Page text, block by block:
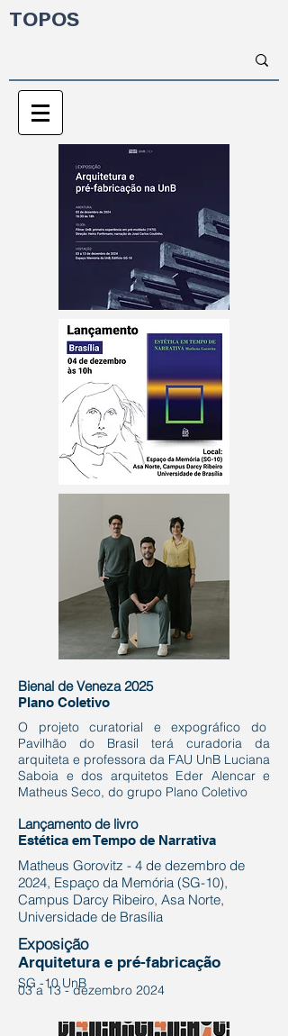
TOPOS
Bienal de Veneza 2025
Plano Coletivo
O projeto curatorial e expográfico do
Pavilhão do Brasil terá curadoria da
arquiteta e professora da FAU UnB Luciana
Saboia e dos arquitetos Eder Alencar e
Matheus Seco, do grupo Plano Coletivo
Lançamento de livro
Estética em Tempo de Narrativa
Matheus Gorovitz - 4 de dezembro de
2024, Espaço da Memória (SG-10),
Campus Darcy Ribeiro, Asa Norte,
Universidade de Brasília
Exposição
Arquitetura e pré-fabricação
SG -10 UnB
03 a 13 - dezembro 2024